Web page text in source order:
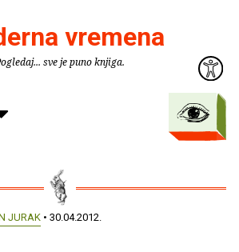
vremena
sve je puno knjiga.
JURAK • 30.04.2012.